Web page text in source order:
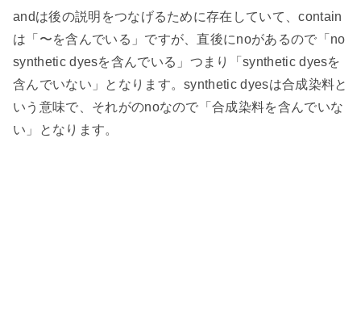
andは後の説明をつなげるために存在していて、contain
は「〜を含んでいる」ですが、直後にnoがあるので「no
synthetic dyesを含んでいる」つまり「synthetic dyesを
含んでいない」となります。synthetic dyesは合成染料と
いう意味で、それがのnoなので「合成染料を含んでいな
い」となります。